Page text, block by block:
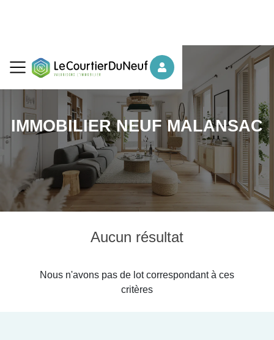
IMMOBILIER NEUF MALANSAC
Aucun résultat
Nous n'avons pas de lot correspondant à ces
critères